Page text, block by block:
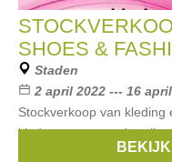
SHOES &
Staden
2 april 2022 --- 16
Stockverkoop van
kinderen. aan ronde
bancontact is mogelijk.